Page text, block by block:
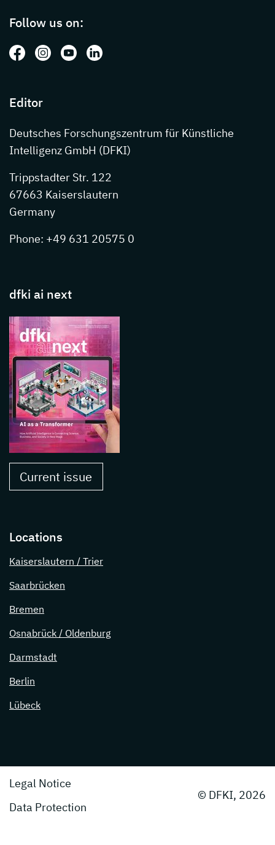
Follow us on:
Follow us on: Facebook
Follow us on: Instagram
Follow us on: Youtube
Follow us on: LinkedIn
Editor
Deutsches Forschungszentrum für Künstliche
Intelligenz GmbH (DFKI)
Trippstadter Str. 122
67663 Kaiserslautern
Germany
Phone: +49 631 20575 0
dfki ai next
Current issue
Locations
Kaiserslautern / Trier
Saarbrücken
Bremen
Osnabrück / Oldenburg
Darmstadt
Berlin
Lübeck
Legal Notice
Data Protection
© DFKI, 2026